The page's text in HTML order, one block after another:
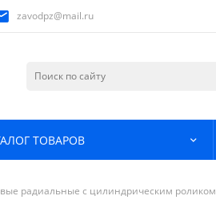
zavodpz@mail.ru
ТОВАРОВ
радиальные с цилиндрическим роликом